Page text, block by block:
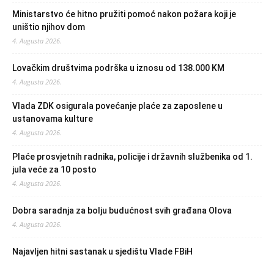
Ministarstvo će hitno pružiti pomoć nakon požara koji je
uništio njihov dom
4. Augusta 2026.
Lovačkim društvima podrška u iznosu od 138.000 KM
4. Augusta 2026.
Vlada ZDK osigurala povećanje plaće za zaposlene u
ustanovama kulture
4. Augusta 2026.
Plaće prosvjetnih radnika, policije i državnih službenika od 1.
jula veće za 10 posto
4. Augusta 2026.
Dobra saradnja za bolju budućnost svih građana Olova
4. Augusta 2026.
Najavljen hitni sastanak u sjedištu Vlade FBiH